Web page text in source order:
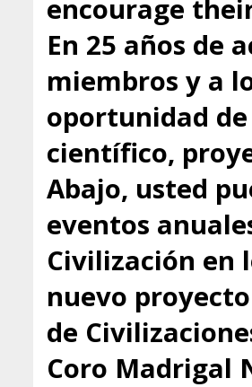
encourage
En 25 años de
miembros y a
oportunidad
científico,
Abajo, usted
eventos
Civilización en
nuevo
de
Coro Madrigal